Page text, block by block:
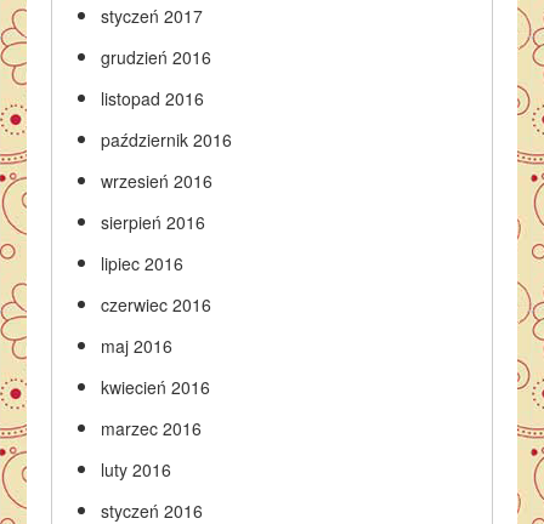
styczeń 2017
grudzień 2016
listopad 2016
październik 2016
wrzesień 2016
sierpień 2016
lipiec 2016
czerwiec 2016
maj 2016
kwiecień 2016
marzec 2016
luty 2016
styczeń 2016